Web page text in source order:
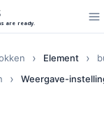
are ready.
Element
Weergave-